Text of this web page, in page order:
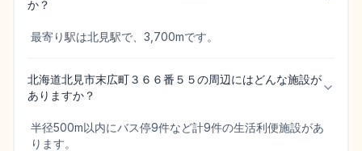
か？
最寄り駅は北見駅で、3,700mです。
北海道北見市末広町３６６番５５の周辺にはどんな施設が
ありますか？
半径500m以内にバス停9件など計9件の生活利便施設があ
ります。